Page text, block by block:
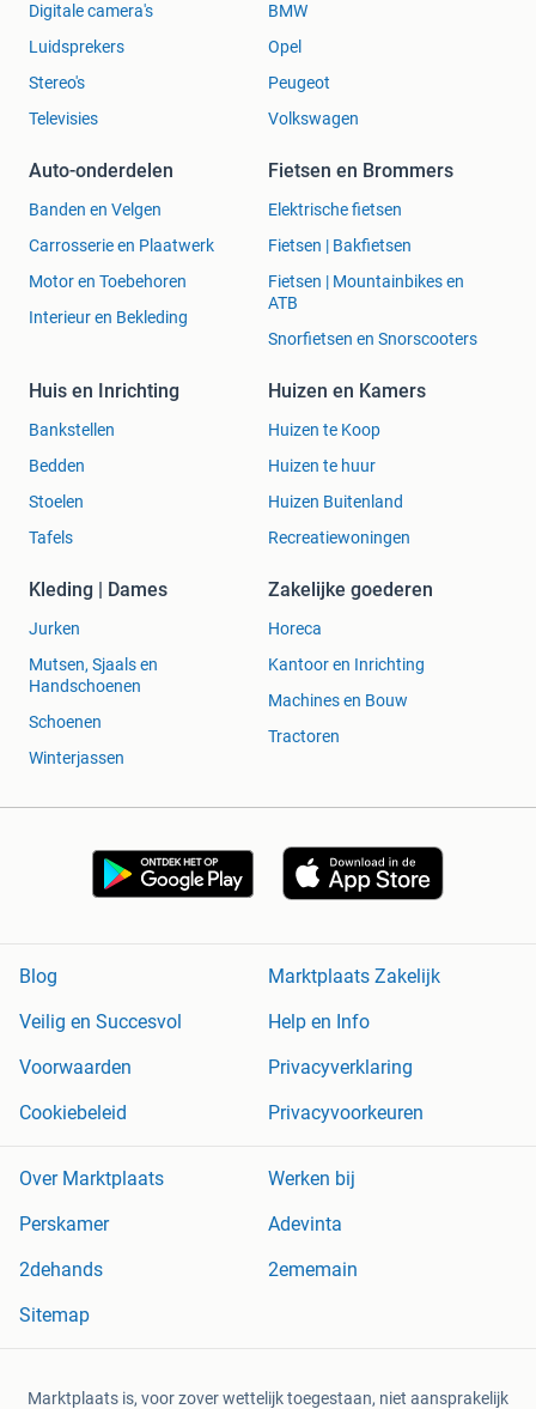
Digitale camera's
Luidsprekers
Stereo's
Televisies
BMW
Opel
Peugeot
Volkswagen
Auto-onderdelen
Banden en Velgen
Carrosserie en Plaatwerk
Motor en Toebehoren
Interieur en Bekleding
Fietsen en Brommers
Elektrische fietsen
Fietsen | Bakfietsen
Fietsen | Mountainbikes en
ATB
Snorfietsen en Snorscooters
Huis en Inrichting
Bankstellen
Bedden
Stoelen
Tafels
Huizen en Kamers
Huizen te Koop
Huizen te huur
Huizen Buitenland
Recreatiewoningen
Kleding | Dames
Jurken
Mutsen, Sjaals en
Handschoenen
Schoenen
Winterjassen
Zakelijke goederen
Horeca
Kantoor en Inrichting
Machines en Bouw
Tractoren
Blog
Marktplaats Zakelijk
Veilig en Succesvol
Help en Info
Voorwaarden
Privacyverklaring
Cookiebeleid
Privacyvoorkeuren
Over Marktplaats
Werken bij
Perskamer
Adevinta
2dehands
2ememain
Sitemap
Marktplaats is, voor zover wettelijk toegestaan, niet aansprakelijk